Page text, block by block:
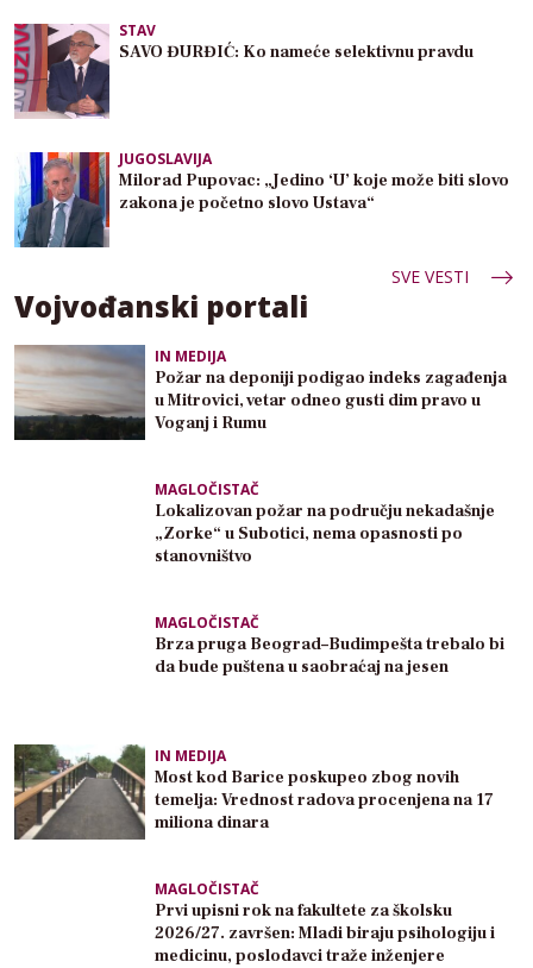
STAV
SAVO ĐURĐIĆ: Ko nameće selektivnu pravdu
JUGOSLAVIJA
Milorad Pupovac: „Jedino ‘U’ koje može biti slovo
zakona je početno slovo Ustava“
SVE VESTI
Vojvođanski portali
IN MEDIJA
Požar na deponiji podigao indeks zagađenja
u Mitrovici, vetar odneo gusti dim pravo u
Voganj i Rumu
MAGLOČISTAČ
Lokalizovan požar na području nekadašnje
„Zorke“ u Subotici, nema opasnosti po
stanovništvo
MAGLOČISTAČ
Brza pruga Beograd–Budimpešta trebalo bi
da bude puštena u saobraćaj na jesen
IN MEDIJA
Most kod Barice poskupeo zbog novih
temelja: Vrednost radova procenjena na 17
miliona dinara
MAGLOČISTAČ
Prvi upisni rok na fakultete za školsku
2026/27. završen: Mladi biraju psihologiju i
medicinu, poslodavci traže inženjere